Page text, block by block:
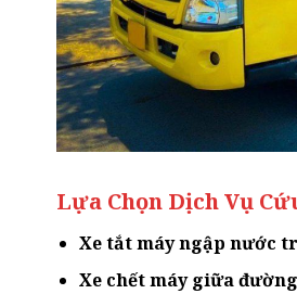
Lựa Chọn Dịch Vụ
Xe tắt máy ngập nước
Xe chết máy giữa